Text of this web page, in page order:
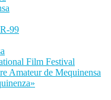
99
Film Festival
Amateur de Mequinensa